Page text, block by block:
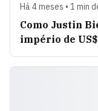
Há 4 meses • 1 min
Como Justin
império de